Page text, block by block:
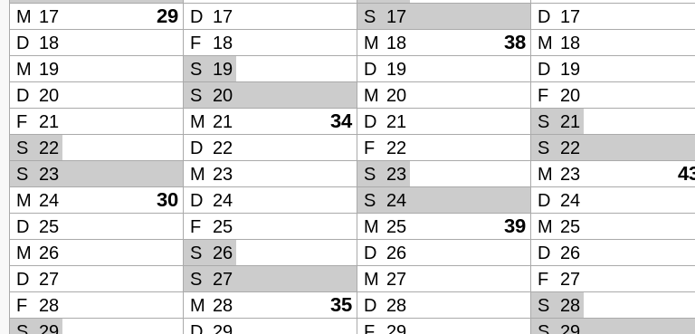
M 17 29 D 17 S 17 D 17
D 18 F 18 M 18 38 M 18
M 19 S 19 D 19 D 19
D 20 S 20 M 20 F 20
F
21 M 21 34 D 21 S 21
S
22 D 22 F 22 S 22
S
23 M 23 S 23 M 23
M 24 30 D 24 S 24 D 24
D 25 F 25 M 25 39 M 25
M 26 S 26 D 26 D 26
D 27 S 27 M 27 F 27
F
28 M 28 35 D 28 S 28